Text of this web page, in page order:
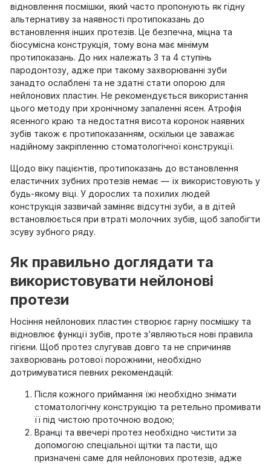
відновлення посмішки, який часто пропонують як гідну
альтернативу за наявності протипоказань до
встановлення інших протезів. Це безпечна, міцна та
біосумісна конструкція, тому вона має мінімум
протипоказань. До них належать 3 та 4 ступінь
пародонтозу, адже при такому захворюванні зуби
занадто ослаблені та не здатні стати опорою для
нейлонових пластин. Не рекомендується використання
цього методу при хронічному запаленні ясен. Атрофія
ясенного краю та недостатня висота коронок наявних
зубів також є протипоказанням, оскільки це заважає
надійному закріпленню стоматологічної конструкції.
Щодо віку пацієнтів, протипоказань до встановлення
еластичних зубних протезів немає — їх використовують у
будь-якому віці. У дорослих та похилих людей
конструкція зазвичай заміняє відсутні зуби, а в дітей
встановлюється при втраті молочних зубів, щоб запобігти
зсуву зубного ряду.
Як правильно доглядати та
використовувати нейлонові
протези
Носіння нейлонових пластин створює гарну посмішку та
відновлює функції зубів, проте з’являються нові правила
гігієни. Щоб протез слугував довго та не спричиняв
захворювань ротової порожнини, необхідно
дотримуватися певних рекомендацій:
Після кожного приймання їжі необхідно знімати
стоматологічну конструкцію та ретельно промивати
її під чистою проточною водою;
Вранці та ввечері протез необхідно чистити за
допомогою спеціальної щітки та пасти, що
призначені саме для нейлонових протезів, адже